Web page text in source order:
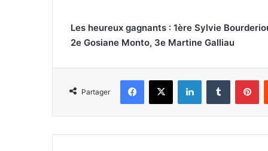
Les heureux gagnants : 1ère Sylvie
2e Gosiane Monto, 3e Martine Galliau
Partager